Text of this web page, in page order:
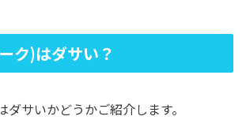
ク)はダサい？
ダサいかどうかご紹介します。